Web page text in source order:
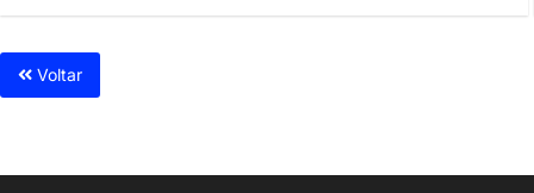
Voltar